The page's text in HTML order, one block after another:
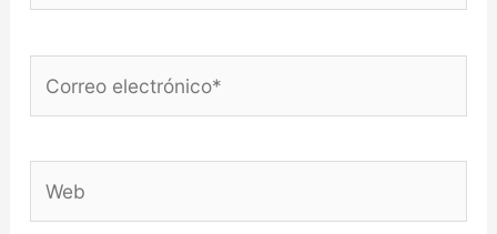
electrónico*